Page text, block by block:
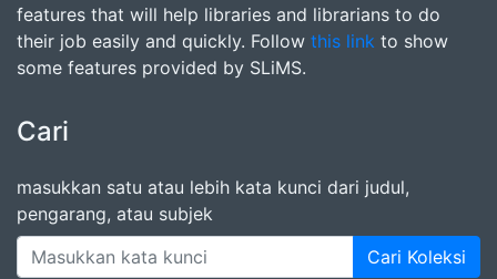
features that will help libraries and librarians to do
their job easily and quickly. Follow this link to show
some features provided by SLiMS.
Cari
masukkan satu atau lebih kata kunci dari judul,
pengarang, atau subjek
Cari Koleksi